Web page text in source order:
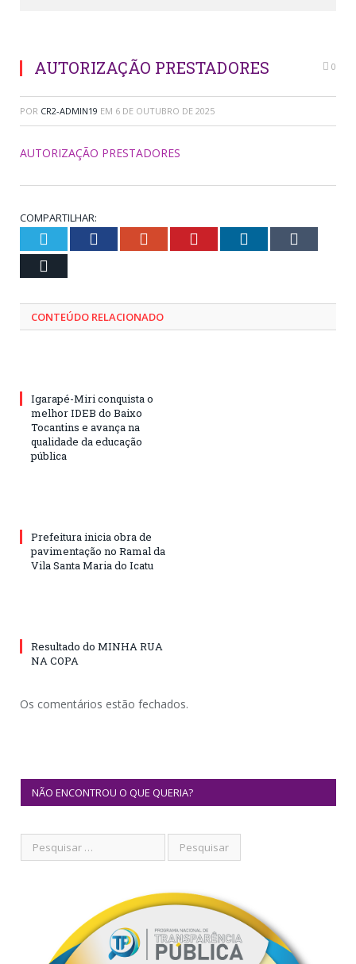
AUTORIZAÇÃO PRESTADORES 0
POR CR2-ADMIN19 EM 6 DE OUTUBRO DE 2025
AUTORIZAÇÃO PRESTADORES
COMPARTILHAR:
Twitter Facebook Google+ Pinterest LinkedIn
CONTEÚDO RELACIONADO
Igarapé-Miri conquista o
melhor IDEB do Baixo
Tocantins e avança na
qualidade da educação
pública
Prefeitura inicia obra de
pavimentação no Ramal da
Vila Santa Maria do Icatu
Resultado do MINHA RUA
NA COPA
Os comentários estão fechados.
NÃO ENCONTROU O QUE QUERIA?